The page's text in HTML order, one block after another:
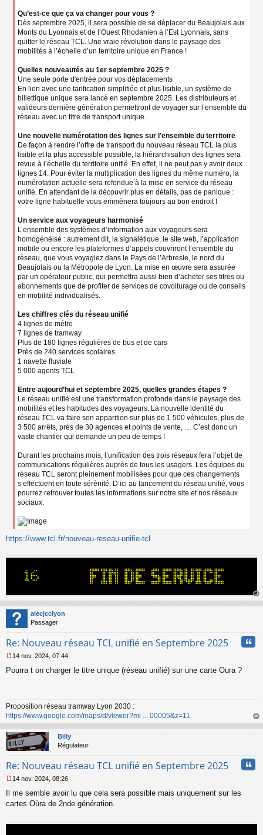
Qu’est-ce que ça va changer pour vous ?
Dès septembre 2025, il sera possible de se déplacer du Beaujolais aux
Monts du Lyonnais et de l’Ouest Rhodanien à l’Est Lyonnais, sans
quitter le réseau TCL. Une vraie révolution dans le paysage des
mobilités à l’échelle d’un territoire unique en France !
Quelles nouveautés au 1er septembre 2025 ?
Une seule porte d'entrée pour vos déplacements
En lien avec une tarification simplifiée et plus lisible, un système de
billettique unique sera lancé en septembre 2025. Les distributeurs et
valideurs dernière génération permettront de voyager sur l’ensemble du
réseau avec un titre de transport unique.
Une nouvelle numérotation des lignes sur l'ensemble du territoire
De façon à rendre l’offre de transport du nouveau réseau TCL la plus
lisible et la plus accessible possible, la hiérarchisation des lignes sera
revue à l’échelle du territoire unifié. En effet, il ne peut pas y avoir deux
lignes 14. Pour éviter la multiplication des lignes du même numéro, la
numérotation actuelle sera refondue à la mise en service du réseau
unifié. En attendant de la découvrir plus en détails, pas de panique :
votre ligne habituelle vous emmènera toujours au bon endroit !
Un service aux voyageurs harmonisé
L’ensemble des systèmes d’information aux voyageurs sera
homogénéisé : autrement dit, la signalétique, le site web, l’application
mobile ou encore les plateformes d’appels couvriront l’ensemble du
réseau, que vous voyagiez dans le Pays de l’Arbresle, le nord du
Beaujolais ou la Métropole de Lyon. La mise en œuvre sera assurée
par un opérateur public, qui permettra aussi bien d’acheter ses titres ou
abonnements que de profiter de services de covoiturage ou de conseils
en mobilité individualisés.
Les chiffres clés du réseau unifié
4 lignes de métro
7 lignes de tramway
Plus de 180 lignes régulières de bus et de cars
Près de 240 services scolaires
1 navette fluviale
5 000 agents TCL
Entre aujourd’hui et septembre 2025, quelles grandes étapes ?
Le réseau unifié est une transformation profonde dans le paysage des
mobilités et les habitudes des voyageurs. La nouvelle identité du
réseau TCL va faire son apparition sur plus de 1 500 véhicules, plus de
3 500 arrêts, près de 30 agences et points de vente, … C’est donc un
vaste chantier qui demande un peu de temps !
Durant les prochains mois, l’unification des trois réseaux fera l’objet de
communications régulières auprès de tous les usagers. Les équipes du
réseau TCL seront pleinement mobilisées pour que ces changements
s’effectuent en toute sérénité. D’ici au lancement du réseau unifié, vous
pourrez retrouver toutes les informations sur notre site et nos réseaux
sociaux.
https://www.tcl.fr/nouveau-reseau-unifie-tcl
au
alecjcclyon
Passager
Re: Nouveau réseau TCL unifié en Septembre 2025
e
g
e
n
o
n
l
14 nov. 2024, 07:44
Pourra t on charger le titre unique (réseau unifié) sur une carte Oura ?
Proposition réseau tramway Lyon 2030 :
https://www.google.com/maps/d/viewer?mi ... 00005&z=11
au
Billy
Régulateur
Re: Nouveau réseau TCL unifié en Septembre 2025
e
s
14 nov. 2024, 08:26
Il me semble avoir lu que cela sera possible mais uniquement sur les
cartes Oùra de 2nde génération.